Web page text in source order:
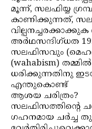
മൂന്ന്, സലഫിയ്യ
കാണിക്കുന്നത്,
വില്പനച്ചരക്കാക്കുക
അര്‍ഥസന്ദിഗ്ധത
സലഫിസവും
(wahabism)
ധരിക്കുന്നതിനു
എന്തുകൊണ്ട്
ആശയ ചരിത്രം?
സലഫിസത്തിന്റെ
ഗഹനമായ ചര്‍ച്ച